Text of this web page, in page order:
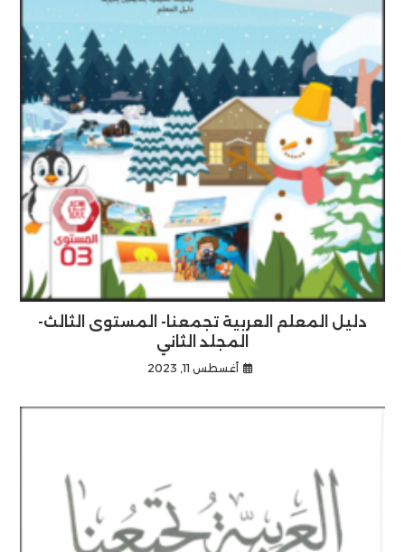
دليل المعلم العربية تجمعنا- المستوى الثالث-
المجلد الثاني
أغسطس 11, 2023